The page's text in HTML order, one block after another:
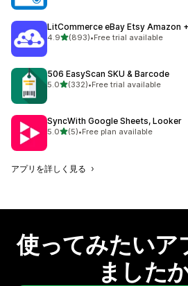
LitCommerce eBay Etsy Amazon +
4.95つ星中
(893)
合計レビュー数：893件
•Free trial available
506 EasyScan SKU & Barcode
5.05つ星中
(332)
合計レビュー数：332件
•Free trial available
SyncWith Google Sheets, Looker
5.05つ星中
(5)
合計レビュー数：5件
•Free plan available
アプリを詳しく見る
使ってみたいア
ました